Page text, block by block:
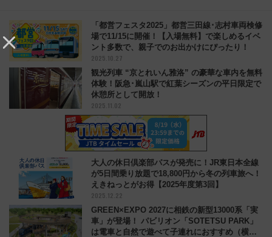
「都営フェスタ2025」都営三田線･志村車両検修
場で11/15に開催！【入場無料】で楽しめるイベ
ント多数で、親子でのお出かけにぴったり！
2025.10.27
観光列車 “京とれいん雅洛” の豪華な車内を無料
体験！阪急･嵐山駅で紅葉シーズンの平日限定で
休憩所として開放！
2025.11.02
大人の休日倶楽部パスが発売に！JR東日本全線
が5日間乗り放題で18,800円から冬の列車旅へ！
えきねっとがお得【2025年度第3回】
2025.12.22
GREEN×EXPO 2027に相鉄の新型13000系「実
車」が登場！ パビリオン「SOTETSU PARK」
は電車と自然で遊べて子連れにおすすめ（横浜